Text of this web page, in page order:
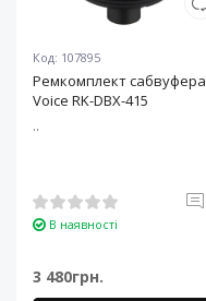
Код: 107895
Ремкомплект сабвуфера
Voice RK-DBX-415
..
В наявності
3 480грн.